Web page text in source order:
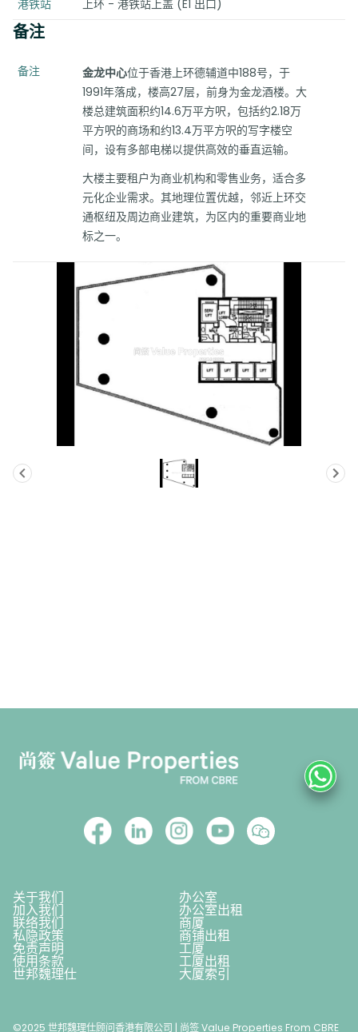
港铁站
上环 - 港铁站上盖 (E1 出口)
备注
备注 金龙中心位于香港上环德辅道中188号，于
1991年落成，楼高27层，前身为金龙酒楼。大
楼总建筑面积约14.6万平方呎，包括约2.18万
平方呎的商场和约13.4万平方呎的写字楼空
间，设有多部电梯以提供高效的垂直运输。
大楼主要租户为商业机构和零售业务，适合多
元化企业需求。其地理位置优越，邻近上环交
通枢纽及周边商业建筑，为区内的重要商业地
标之一。
关于我们 办公室
加入我们 办公室出租
联络我们 商厦
私隐政策 商铺出租
免责声明 工厦
使用条款 工厦出租
世邦魏理仕 大厦索引
©2025 世邦魏理仕顾问香港有限公司 | 尚签 Value Properties From CBRE